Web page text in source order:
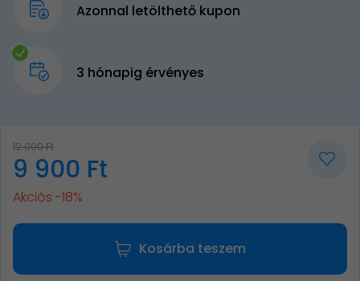
Azonnal letölthető kupon
3 hónapig érvényes
12 000 Ft
9 900 Ft
Akciós -18%
Kosárba teszem